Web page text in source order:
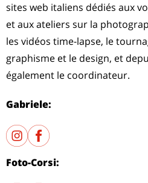
sites web italiens dédiés aux
et aux ateliers sur la
les vidéos time-lapse, le
graphisme et le design, et
également le coordinateur.
Gabriele:
Foto-Corsi: